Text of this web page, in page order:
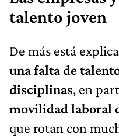
talento joven
De más está
una falta de
disciplinas, en
movilidad laboral
que rotan con